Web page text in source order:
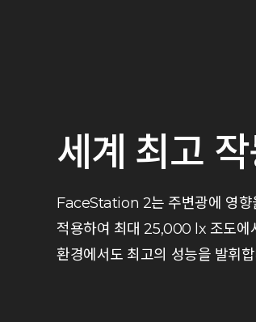
세계 최고
FaceStation 2는 주변광에 영향
적용하여 최대 25,000 lx 조도에
환경에서도 최고의 성능을 발휘